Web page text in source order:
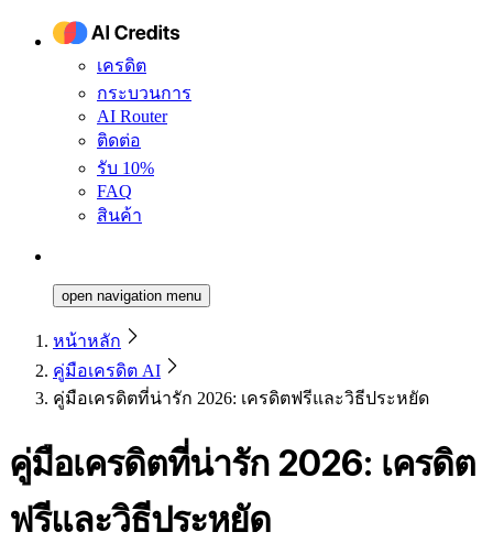
เครดิต
กระบวนการ
AI Router
ติดต่อ
รับ 10%
FAQ
สินค้า
open navigation menu
หน้าหลัก
คู่มือเครดิต AI
คู่มือเครดิตที่น่ารัก 2026: เครดิตฟรีและวิธีประหยัด
คู่มือเครดิตที่น่ารัก 2026: เครดิต
ฟรีและวิธีประหยัด